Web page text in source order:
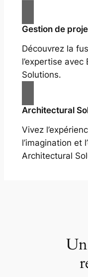
Gestion de
Découvrez la
l’expertise
Solutions.
Architectural
Vivez
l’imagination et
Architectural